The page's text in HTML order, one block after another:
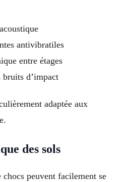
antivibratiles
entre étages
bruits d’impact
adaptée aux
des sols
peuvent facilement se